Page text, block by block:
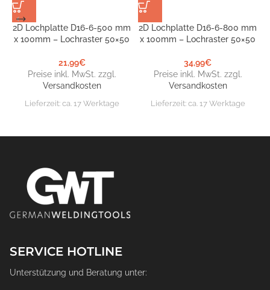
2D Lochplatte D16-6-500 mm
x 100mm – Lochraster 50×50
21,99€
Preise inkl. MwSt. zzgl.
Versandkosten
Lieferzeit: ca. 17 Werktage
2D Lochplatte D16-6-800 mm
x 100mm – Lochraster 50×50
34,99€
Preise inkl. MwSt. zzgl.
Versandkosten
Lieferzeit: ca. 17 Werktage
SERVICE HOTLINE
Unterstützung und Beratung unter: